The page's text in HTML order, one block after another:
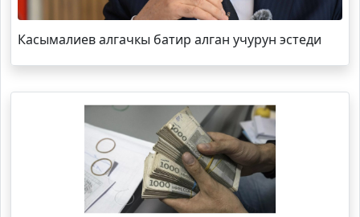
Касымалиев алгачкы батир алган учурун эстеди